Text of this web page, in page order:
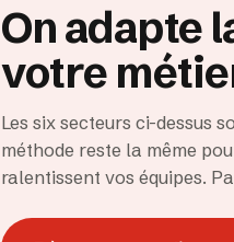
On adapte
votre
Les six secteurs ci-dessus
méthode reste la même
ralentissent vos équipes.